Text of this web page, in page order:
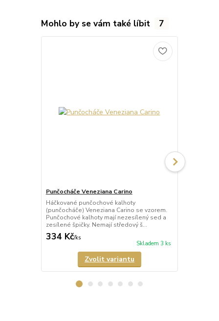
Mohlo by se vám také líbit 7
Punčocháče Veneziana Carino
Háčkované punčochové kalhoty
(punčocháče) Veneziana Carino se vzorem.
Punčochové kalhoty mají nezesílený sed a
zesílené špičky. Nemají středový š...
334 Kč/ks
Skladem 3 ks
Zvolit variantu